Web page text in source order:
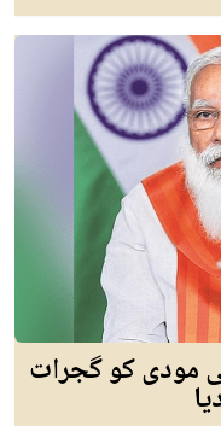
مودی کو گجرات